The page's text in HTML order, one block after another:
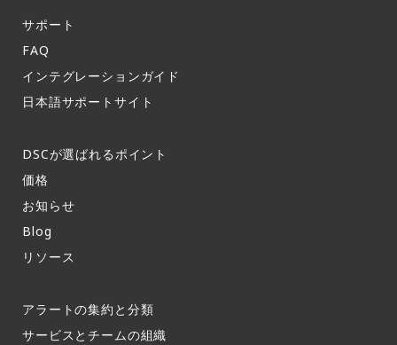
サポート​
FAQ​
インテグレーションガイド​
日本語サポートサイト​
DSCが選ばれるポイント
価格
お知らせ​
Blog
リソース
アラートの集約と分類​
サービスとチームの組織​